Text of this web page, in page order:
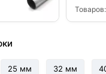
Товаров:
25 мм 32 мм